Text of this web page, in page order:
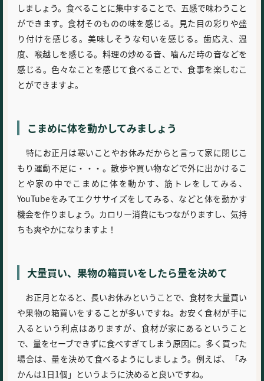
しましょう。食べることに集中することで、五感で味わうこと
ができます。食材そのものの味を感じる。見た目の彩りや盛
り付けを感じる。美味しそうな匂いを感じる。歯応え、温
度、喉越しを感じる。料理の炒める音、噛んだ時の音などを
感じる。色々なことを感じて食べることで、食事を楽しむこ
とができますよ。
こまめに体を動かしてみましょう
特にお正月は寒いことやお休みだからと言って家に閉じこ
もり運動不足に・・・。散歩や買い物などで外に出かけるこ
とや家の中でこまめに体を動かす、筋トレをしてみる、
YouTubeをみてエクササイズをしてみる、などと体を動かす
機会を作りましょう。カロリー消費にもつながりますし、気持
ちも爽やかになりますよ！
大量買い、果物の箱買いをしたら量を決めて
お正月となると、長いお休みということで、食材を大量買い
や果物の箱買いをすることが多いですね。お安く食材が手に
入るという利点はありますが、食材が家にあるということ
で、量をセーブできずに食べすぎてしまう原因に。多く買った
場合は、量を決めて食べるようにしましょう。例えば、「み
かんは1日1個」というように決めると良いですね。